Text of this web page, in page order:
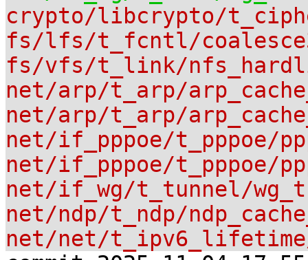
crypto/libcrypto/
fs/lfs/t_fcntl/
fs/vfs/t_link/
net/arp/t_arp/
net/arp/t_arp/
net/if_pppoe/t_pppoe/
net/if_pppoe/t_pppoe/
net/if_wg/t_tunnel/
net/ndp/t_ndp/
net/net/